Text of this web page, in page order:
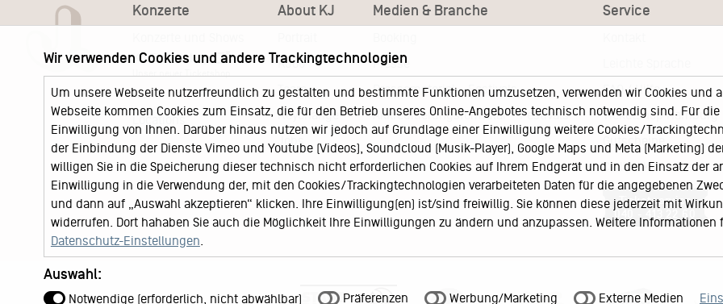
Konzerte
KJ Ticketshop
Unser neuer Ticketshop
News
Locations
About KJ
KJ60
Team
Keychange
Jobs
Medien & Branche
Presse
Pressematerial – Festivals
Akkreditierungsformular – Festivals
Service
FAQ / Hilfe
Ticketshop Hamburg
Gutscheine
Callback-Service
Ticketservice
040 - 413 22 60
Wir verwenden Cookies und andere Trackingtechnologien
Um unsere Webseite nutzerfreundlich zu gestalten und bestimmte Funktionen umzusetzen, verwenden wir Cookies und
Webseite kommen Cookies zum Einsatz, die für den Betrieb unseres Online-Angebotes technisch notwendig sind. Für
Einwilligung von Ihnen. Darüber hinaus nutzen wir jedoch auf Grundlage einer Einwilligung weitere Cookies/
der Einbindung der Dienste Vimeo und Youtube (Videos), Soundcloud (Musik-Player), Google Maps und Meta (Marketing)
willigen Sie in die Speicherung dieser technisch nicht erforderlichen Cookies auf Ihrem Endgerät und in den Einsatz der
Einwilligung in die Verwendung der, mit den Cookies/Trackingtechnologien verarbeiteten Daten für die angegebenen
und dann auf „Auswahl akzeptieren“ klicken. Ihre Einwilligung(en) ist/sind freiwillig. Sie können diese jederzeit mit
widerrufen. Dort hahaben Sie auch die Möglichkeit Ihre Einwilligungen zu ändern und anzupassen. Weitere
Datenschutz-Einstellungen
Auswahl:
Notwendige (erforderlich, nicht abwählbar) Präferenzen Werbung/Marketing Externe Medien